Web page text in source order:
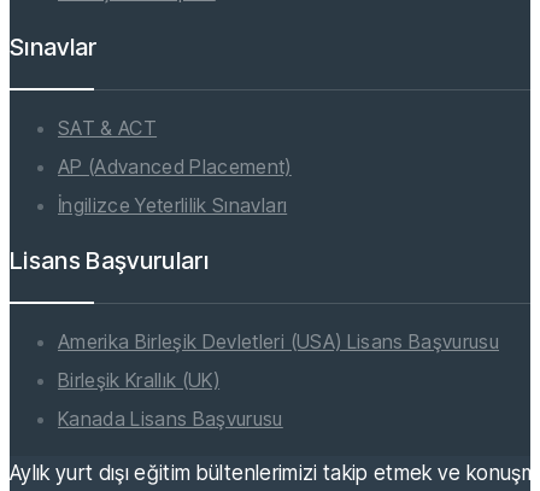
Sınavlar
SAT & ACT
AP (Advanced Placement)
İngilizce Yeterlilik Sınavları
Lisans Başvuruları
Amerika Birleşik Devletleri (USA) Lisans Başvurusu
Birleşik Krallık (UK)
Kanada Lisans Başvurusu
Aylık yurt dışı eğitim bültenlerimizi takip etmek ve